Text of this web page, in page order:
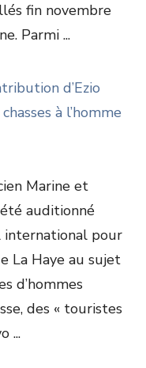
fin novembre
Parmi ...
d’Ezio
à l’homme
Marine et
auditionné
pour
La Haye au sujet
d’hommes
des « touristes
...